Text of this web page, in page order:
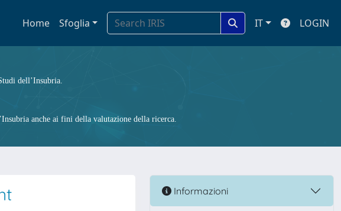
Home Sfoglia IT LOGIN
dell’Insubria.
anche ai fini della valutazione della ricerca.
Informazioni